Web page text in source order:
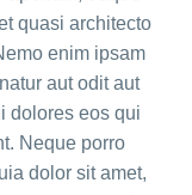
quasi architecto
enim ipsam
aut odit aut
dolores eos qui
Neque porro
dolor sit amet,